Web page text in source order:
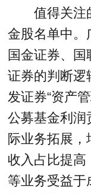
值得关注
金股名单中。
国金证券、
证券的判断逻
发证券“资产
公募基金利润
际业务拓展
收入占比提高
等业务受益于